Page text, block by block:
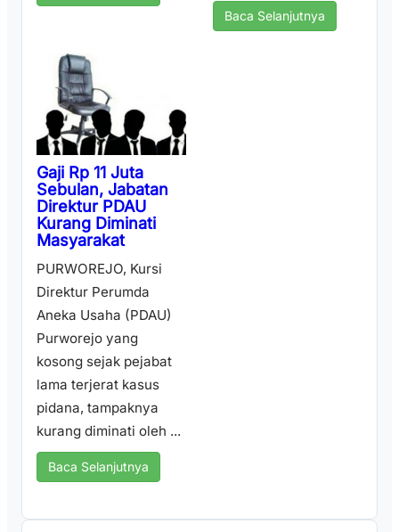
Baca Selanjutnya
Gaji Rp 11 Juta
Sebulan, Jabatan
Direktur PDAU
Kurang Diminati
Masyarakat
PURWOREJO, Kursi
Direktur Perumda
Aneka Usaha (PDAU)
Purworejo yang
kosong sejak pejabat
lama terjerat kasus
pidana, tampaknya
kurang diminati oleh ...
Baca Selanjutnya